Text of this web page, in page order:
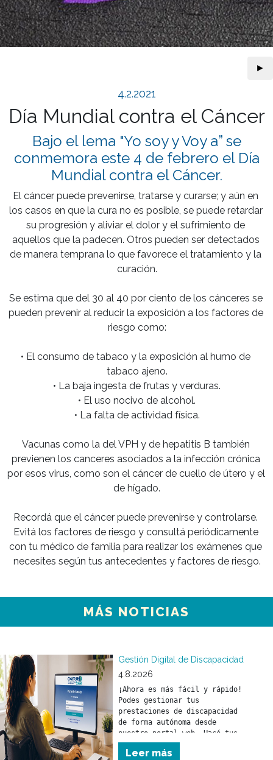
►
4.2.2021
Día Mundial contra el Cáncer
Bajo el lema "Yo soy y Voy a” se
conmemora este 4 de febrero el Día
Mundial contra el Cáncer.
El cáncer puede prevenirse, tratarse y curarse; y aún en
los casos en que la cura no es posible, se puede retardar
su progresión y aliviar el dolor y el sufrimiento de
aquellos que la padecen. Otros pueden ser detectados
de manera temprana lo que favorece el tratamiento y la
curación.
Se estima que del 30 al 40 por ciento de los cánceres se
pueden prevenir al reducir la exposición a los factores de
riesgo como:
• El consumo de tabaco y la exposición al humo de
tabaco ajeno.
• La baja ingesta de frutas y verduras.
• El uso nocivo de alcohol.
• La falta de actividad física.
Vacunas como la del VPH y de hepatitis B también
previenen los canceres asociados a la infección crónica
por esos virus, como son el cáncer de cuello de útero y el
de hígado.
Recordá que el cáncer puede prevenirse y controlarse.
Evitá los factores de riesgo y consultá periódicamente
con tu médico de familia para realizar los exámenes que
necesites según tus antecedentes y factores de riesgo.
MÁS NOTICIAS
Gestión Digital de Discapacidad
4.8.2026
¡Ahora es más fácil y rápido!
Podes gestionar tus
prestaciones de discapacidad
de forma autónoma desde
nuestro portal web. Hacé tus
trámites en el momento que lo
necesites y sin moverte de tu
Leer más